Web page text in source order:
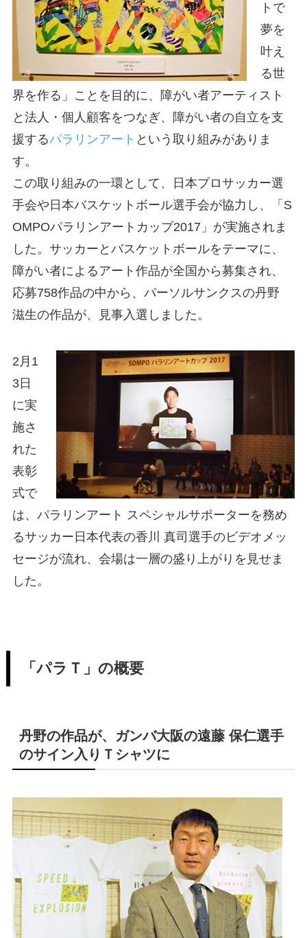
トで
夢を
叶え
る世
界を作る」ことを目的に、障がい者アーティスト
と法人・個人顧客をつなぎ、障がい者の自立を支
援するパラリンアート という取り組みがありま
す。
この取り組みの一環として、日本プロサッカー選
手会や日本バスケットボール選手会が協力し、「S
OMPOパラリンアートカップ2017」が実施されま
した。サッカーとバスケットボールをテーマに、
障がい者によるアート作品が全国から募集され、
応募758作品の中から、パーソルサンクスの丹野
滋生の作品が、見事入選しました。
2月1
3日
に実
施さ
れた
表彰
式で
は、パラリンアート スペシャルサポーターを務め
るサッカー日本代表の香川 真司選手のビデオメッ
セージが流れ、会場は一層の盛り上がりを見せま
した。
「パラＴ」の概要
丹野の作品が、ガンバ大阪の遠藤 保仁選手
のサイン入りＴシャツに